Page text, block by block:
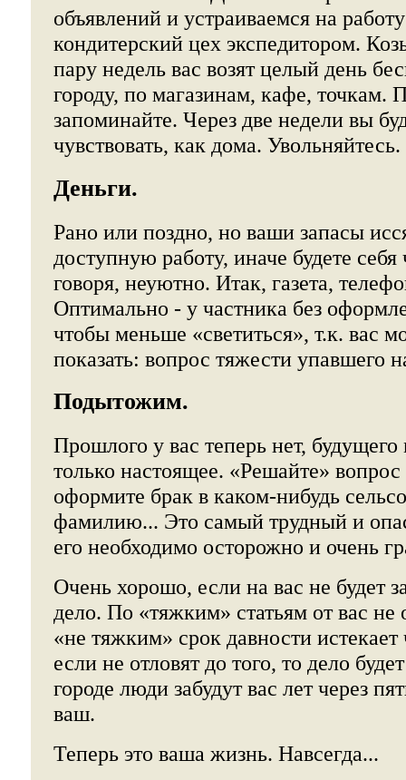
объявлений и устраиваемся на
кондитерский цех экспедитором.
пару недель вас возят целый день
городу, по магазинам, кафе, точкам.
запоминайте. Через две недели вы
чувствовать, как дома. Увольняйтесь.
Деньги.
Рано или поздно, но ваши запасы
доступную работу, иначе будете себя
говоря, неуютно. Итак, газета,
Оптимально - у частника без
чтобы меньше «светиться», т.к. вас
показать: вопрос тяжести упавшего
Подытожим.
Прошлого у вас теперь нет,
только настоящее. «Решайте»
оформите брак в каком-нибудь
фамилию... Это самый трудный и
его необходимо осторожно и очень
Очень хорошо, если на вас не будет
дело. По «тяжким» статьям от вас не
«не тяжким» срок давности истекает
если не отловят до того, то дело
городе люди забудут вас лет через
ваш.
Теперь это ваша жизнь. Навсегда...